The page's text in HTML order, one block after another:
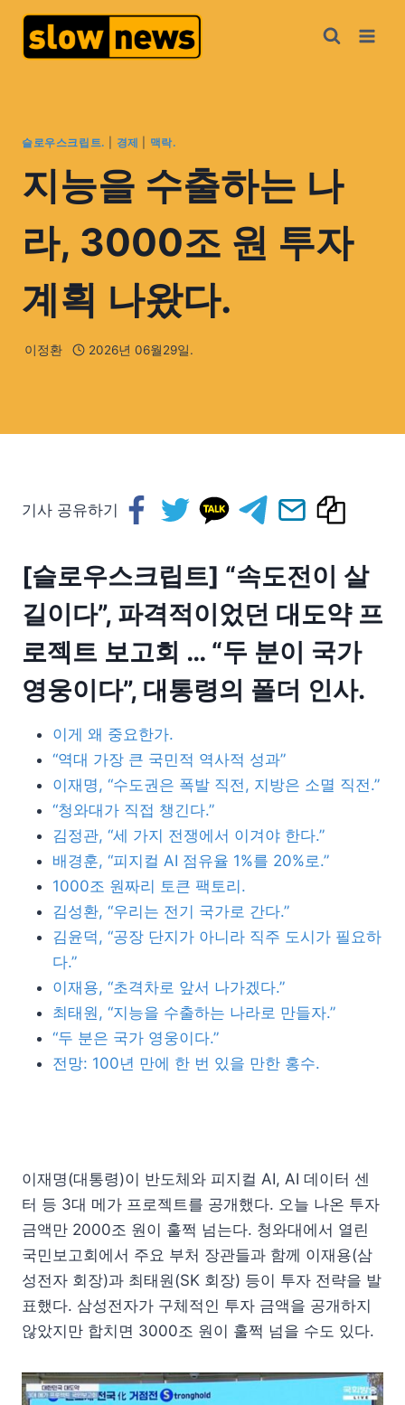
슬로우스크립트. 경제 맥락.
지능을 수출하는 나
라, 3000조 원 투자
계획 나왔다.
이정환 2026년 06월29일.
기사 공유하기
[슬로우스크립트] “속도전이 살
길이다”, 파격적이었던 대도약 프
로젝트 보고회 … “두 분이 국가
영웅이다”, 대통령의 폴더 인사.
이게 왜 중요한가.
“역대 가장 큰 국민적 역사적 성과”
이재명, “수도권은 폭발 직전, 지방은 소멸 직전.”
“청와대가 직접 챙긴다.”
김정관, “세 가지 전쟁에서 이겨야 한다.”
배경훈, “피지컬 AI 점유율 1%를 20%로.”
1000조 원짜리 토큰 팩토리.
김성환, “우리는 전기 국가로 간다.”
김윤덕, “공장 단지가 아니라 직주 도시가 필요하
다.”
이재용, “초격차로 앞서 나가겠다.”
최태원, “지능을 수출하는 나라로 만들자.”
“두 분은 국가 영웅이다.”
전망: 100년 만에 한 번 있을 만한 홍수.
이재명(대통령)이 반도체와 피지컬 AI, AI 데이터 센
터 등 3대 메가 프로젝트를 공개했다. 오늘 나온 투자
금액만 2000조 원이 훌쩍 넘는다. 청와대에서 열린
국민보고회에서 주요 부처 장관들과 함께 이재용(삼
성전자 회장)과 최태원(SK 회장) 등이 투자 전략을 발
표했다. 삼성전자가 구체적인 투자 금액을 공개하지
않았지만 합치면 3000조 원이 훌쩍 넘을 수도 있다.